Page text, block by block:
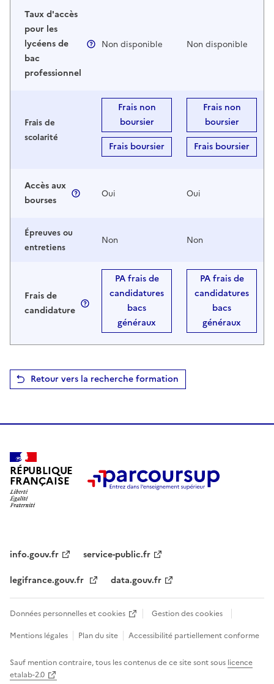
Taux d'accès
pour les
lycéens de
bac
professionnel
Non disponible Non disponible
Frais de
scolarité
Frais non
boursier
Frais boursier
Frais non
boursier
Frais boursier
Accès aux
bourses
Oui Oui
Épreuves ou
entretiens
Non Non
Frais de
candidature
PA frais de
candidatures
bacs
généraux
PA frais de
candidatures
bacs
généraux
Retour vers la recherche formation
RÉPUBLIQUE
FRANÇAISE
info.gouv.fr
service-public.fr
legifrance.gouv.fr
data.gouv.fr
Données personnelles et cookies
Gestion des cookies
Mentions légales
Plan du site Accessibilité partiellement conforme
Sauf mention contraire, tous les contenus de ce site sont sous licence
etalab-2.0